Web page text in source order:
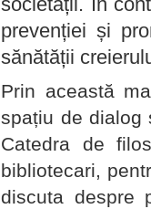
prevenției și
sănătății
Prin această
spațiu de dialog
Catedra de
bibliotecari,
discuta despre